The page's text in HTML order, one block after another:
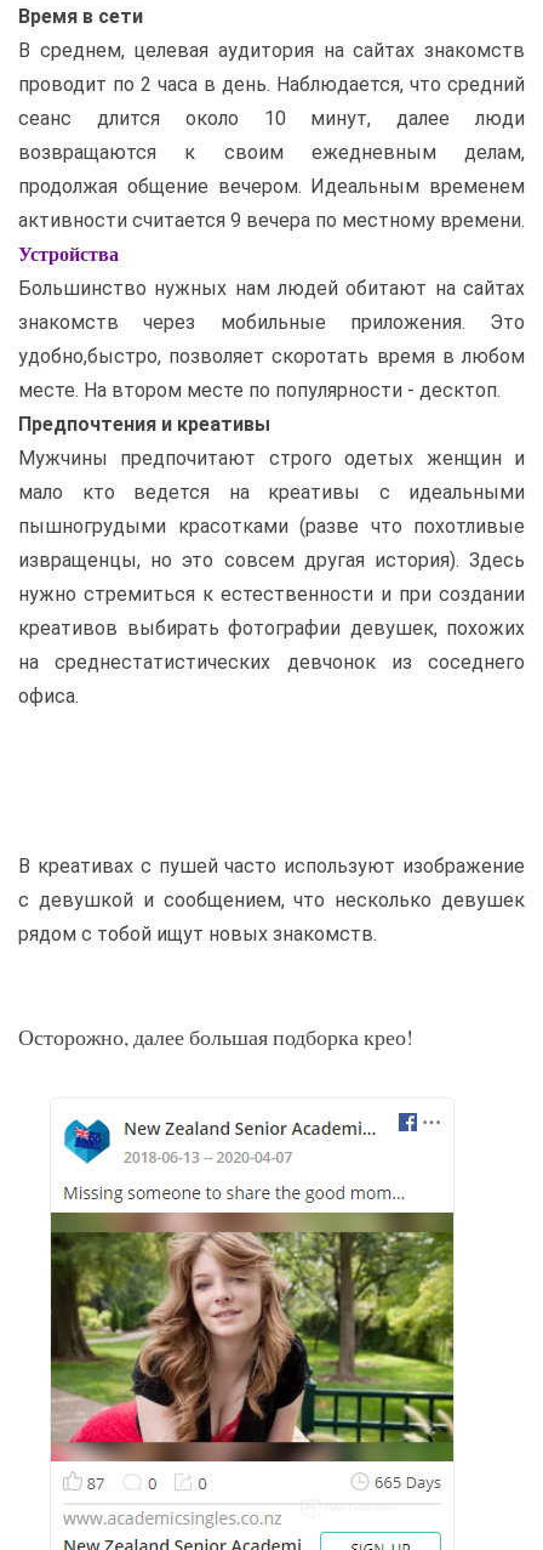
Время в сети
В среднем, целевая аудитория на сайтах знакомств
проводит по 2 часа в день. Наблюдается, что средний
сеанс длится около 10 минут, далее люди
возвращаются к своим ежедневным делам,
продолжая общение вечером. Идеальным временем
активности считается 9 вечера по местному времени.
Устройства
Большинство нужных нам людей обитают на сайтах
знакомств через мобильные приложения. Это
удобно,быстро, позволяет скоротать время в любом
месте. На втором месте по популярности - десктоп.
Предпочтения и креативы
Мужчины предпочитают строго одетых женщин и
мало кто ведется на креативы с идеальными
пышногрудыми красотками (разве что похотливые
извращенцы, но это совсем другая история). Здесь
нужно стремиться к естественности и при создании
креативов выбирать фотографии девушек, похожих
на среднестатистических девчонок из соседнего
офиса.
В креативах с пушей часто используют изображение
с девушкой и сообщением, что несколько девушек
рядом с тобой ищут новых знакомств.
Осторожно, далее большая подборка крео!